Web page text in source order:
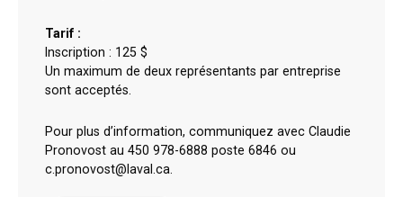
Tarif :
Inscription : 125 $
Un maximum de deux représentants par entreprise
sont acceptés.
Pour plus d’information, communiquez avec Claudie
Pronovost au 450 978-6888 poste 6846 ou
c.pronovost@laval.ca.